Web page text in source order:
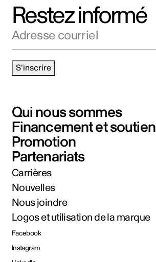
Restez informé
S'inscrire
Qui nous sommes
Financement et soutien
Promotion
Partenariats
Carrières
Nouvelles
Nous joindre
Logos et utilisation de la marque
Facebook
Instagram